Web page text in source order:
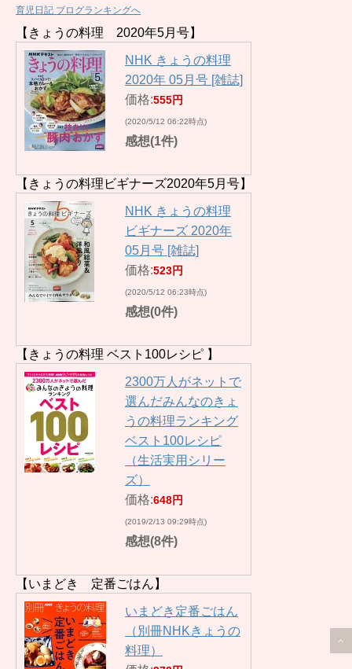
育児日記 ブログランキングへ
【きょうの料理 2020年5月号】
NHK きょうの料理
2020年 05月号 [雑誌]
価格:555円
(2020/5/12 06:22時点)
感想(1件)
【きょうの料理ビギナーズ2020年5月号】
NHK きょうの料理
ビギナーズ 2020年
05月号 [雑誌]
価格:523円
(2020/5/12 06:23時点)
感想(0件)
【きょうの料理 ベスト100レシピ 】
2300万人がネットで
選んだみんなのきょ
うの料理ランキング
ベスト100レシピ
（生活実用シリー
ズ）
価格:648円
(2019/2/13 09:29時点)
感想(8件)
【いまどき 定番ごはん】
いまどき定番ごはん
（別冊NHKきょうの
料理）